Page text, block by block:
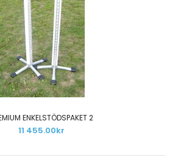
st plastade träbommar 3,0 m
st färgtillägg (valfri färg)Bommar..
ENKELSTÖDSPAKET 2
11 455.00kr